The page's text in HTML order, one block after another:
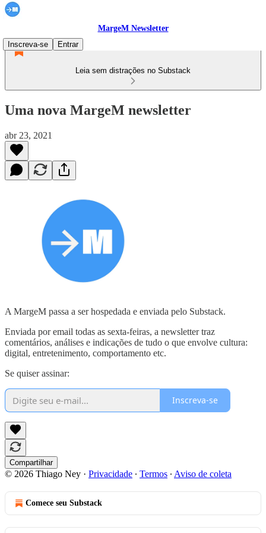
MargeM Newsletter
Inscreva-se
Entrar
Leia sem distrações no Substack
Uma nova MargeM newsletter
abr 23, 2021
A MargeM passa a ser hospedada e enviada pelo Substack.
Enviada por email todas as sexta-feiras, a newsletter traz
comentários, análises e indicações de tudo o que envolve cultura:
digital, entretenimento, comportamento etc.
Se quiser assinar:
Inscreva-se
Compartilhar
© 2026 Thiago Ney · Privacidade ∙ Termos ∙ Aviso de coleta
Comece seu Substack